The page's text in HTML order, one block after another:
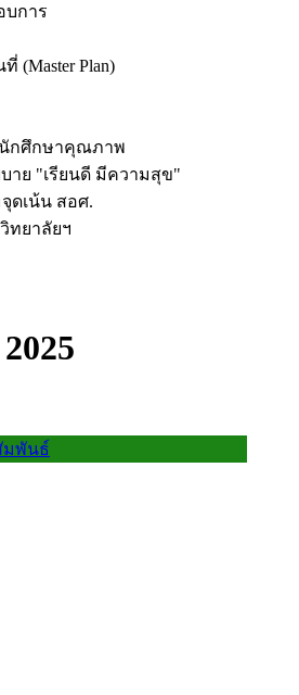
บการ
(Master Plan)
กศึกษาคุณภาพ
าย "เรียนดี มีความสุข"
ดเน้น สอศ.
ทยาลัยฯ
มพันธ์